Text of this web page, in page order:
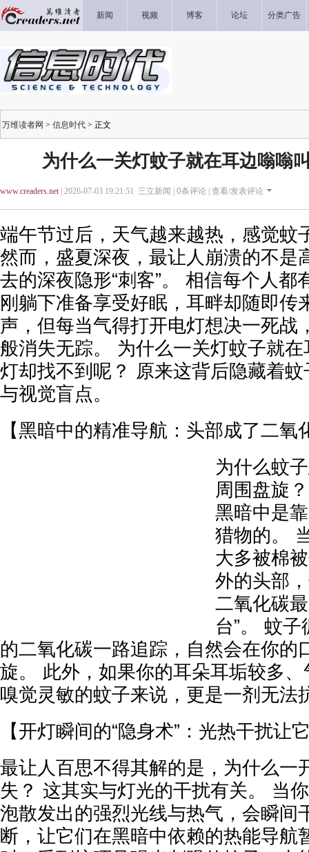
新闻 视频 博客 论坛 分类广告
万维读者网 > 信息时代 > 正文
为什么一关灯蚊子就在耳边嗡嗡
www.creaders.net| 2026-07-03 19:21:51 三立新闻 | 0条评论 | 查看/发表评论
端午节过后，天气越来越热，感觉蚊
然而，盛夏深夜，最让人崩溃的不是
去的深夜隐形“刺客”。 相信每个人都
刚躺下准备享受好眠，耳畔却随即传
声，但每当气得打开电灯想决一死战
般消失无踪。 为什么一关灯蚊子就
灯却找不到呢？ 原来这背后隐藏着
与视觉盲点。
【黑暗中的精准导航：头部成了二氧
为什么蚊
周围盘旋
黑暗中是
猎物的。
大多被棉
外的头部
二氧化碳
台”。 蚊
的二氧化碳一路追踪，自然会在你的
旋。 此外，如果你的耳朵耳垢较多
嗅觉灵敏的蚊子来说，更是一剂无法
【开灯瞬间的“隐身术”：光热干扰让
最让人百思不得其解的是，为什么一
失？ 这其实与灯光的干扰有关。 当
泡散发出的强烈光线与热气，会瞬间
断，让它们在黑暗中依赖的热能导航